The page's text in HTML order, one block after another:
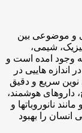
و موضوعی بین
شیمی،
وجود امده است و
هاییی در
نوین سریع و دقیق
داروهای هوشمند،
نانوروباتها و
انسان را بهبود